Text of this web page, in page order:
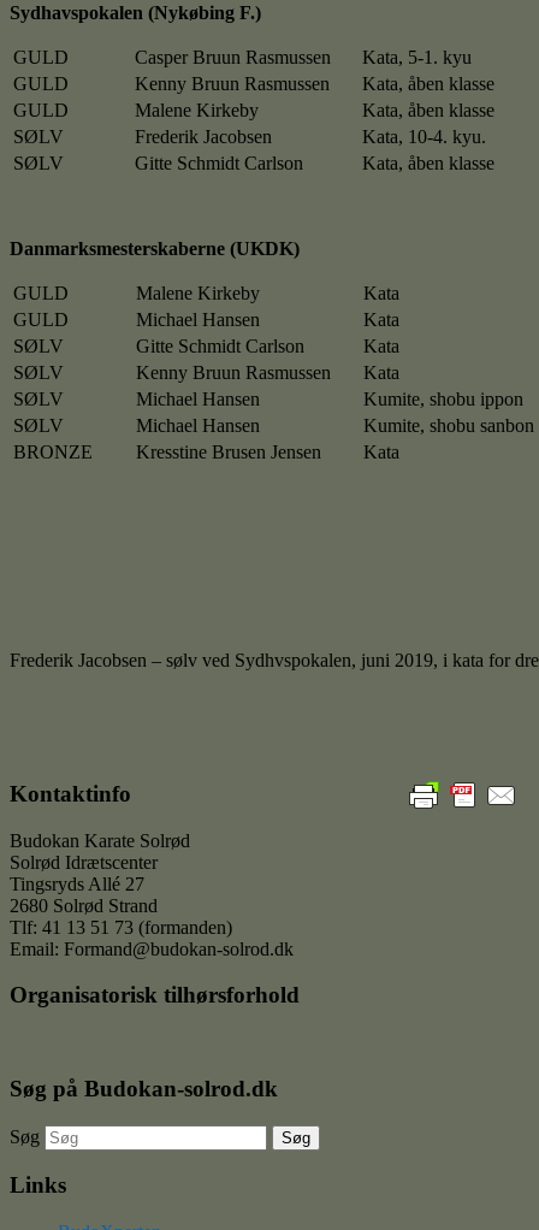
Sydhavspokalen (Nykøbing F.)
GULD Casper Bruun Rasmussen
Kata, 5-1. kyu
GULD
Kenny Bruun Rasmussen
Kata, åben klasse
GULD
Malene Kirkeby
Kata, åben klasse
SØLV
Frederik Jacobsen
Kata, 10-4. kyu.
SØLV
Gitte Schmidt Carlson Kata, åben klasse
Danmarksmesterskaberne (UKDK)
GULD Malene Kirkeby
Kata
GULD
Michael Hansen
Kata
SØLV
Gitte Schmidt Carlson
Kata
SØLV
Kenny Bruun Rasmussen
Kata
SØLV
Michael Hansen
Kumite, shobu ippon
SØLV
Michael Hansen
Kumite, shobu sanbon
BRONZE
Kresstine Brusen Jensen Kata
Frederik Jacobsen – sølv ved Sydhvspokalen, juni 2019, i kata for
Kontaktinfo
Budokan Karate Solrød
Solrød Idrætscenter
Tingsryds Allé 27
2680 Solrød Strand
Tlf: 41 13 51 73 (formanden)
Email: Formand@budokan-solrod.dk
Organisatorisk tilhørsforhold
Søg på Budokan-solrod.dk
Søg
Links